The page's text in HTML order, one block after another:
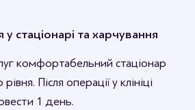
стаціонарі та харчування
комфортабельний стаціонар
Після операції у клініці
1 день.